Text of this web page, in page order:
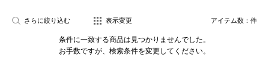
さらに絞り込む 表示変更 アイテム数： 件
条件に一致する商品は見つかりませんでした。
お手数ですが、検索条件を変更してください。